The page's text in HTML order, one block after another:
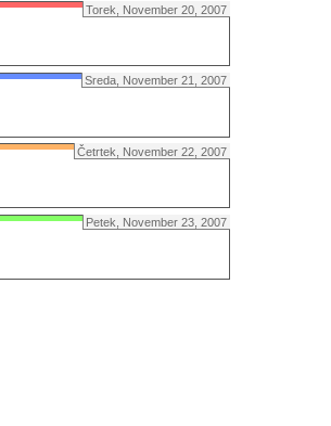
Torek, November 20, 2007
Sreda, November 21, 2007
Četrtek, November 22, 2007
Petek, November 23, 2007